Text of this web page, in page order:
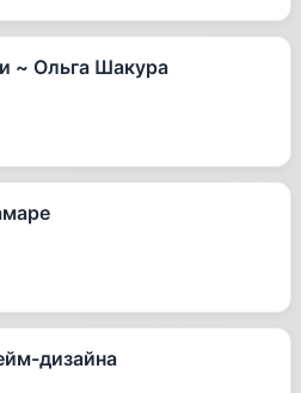
~ Ольга Шакура
дизайна